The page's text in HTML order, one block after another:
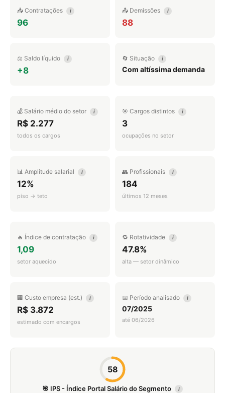
📥 Contratações i
96
📤 Demissões i
88
⚖️ Saldo líquido i
+8
🔄 Situação i
Com altíssima demanda
💰 Salário médio do setor i
R$ 2.277
todos os cargos
🎯 Cargos distintos i
3
ocupações no setor
📊 Amplitude salarial i
12%
piso → teto
👥 Profissionais i
184
últimos 12 meses
🔥 Índice de contratação i
1,09
setor aquecido
🔁 Rotatividade i
47.8%
alta — setor dinâmico
🏢 Custo empresa (est.) i
R$ 3.872
estimado com encargos
📅 Período analisado i
07/2025
até 06/2026
58
🎯 IPS - Índice Portal Salário do Segmento i